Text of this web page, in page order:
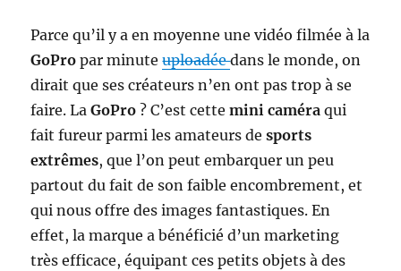
Parce qu’il y a en moyenne une vidéo filmée à la
GoPropar minuteuploadéedans le monde, on
dirait que ses créateurs n’en ont pas trop à se
faire. LaGoPro ? C’est cettemini caméra qui
fait fureur parmi les amateurs desports
extrêmes, que l’on peut embarquer un peu
partout du fait de son faible encombrement, et
qui nous offre des images fantastiques. En
effet, la marque a bénéficié d’un marketing
très efficace, équipant ces petits objets à des